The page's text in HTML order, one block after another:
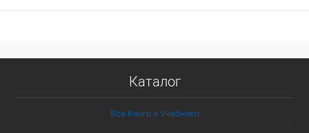
Каталог
Все Книги и Учебники